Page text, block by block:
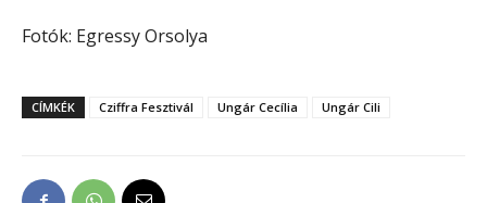
Fotók: Egressy Orsolya
CÍMKÉK Cziffra Fesztivál Ungár Cecília Ungár Cili